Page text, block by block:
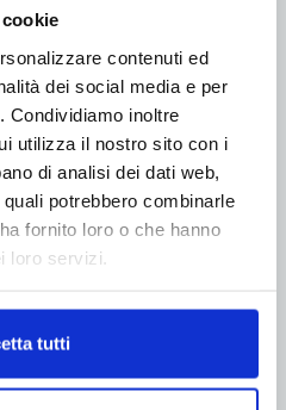
contenuti ed
dei social media e per
Condividiamo inoltre
utilizza il nostro sito con i
di analisi dei dati web,
potrebbero combinarle
fornito loro o che hanno
loro servizi.
tutti
ADV